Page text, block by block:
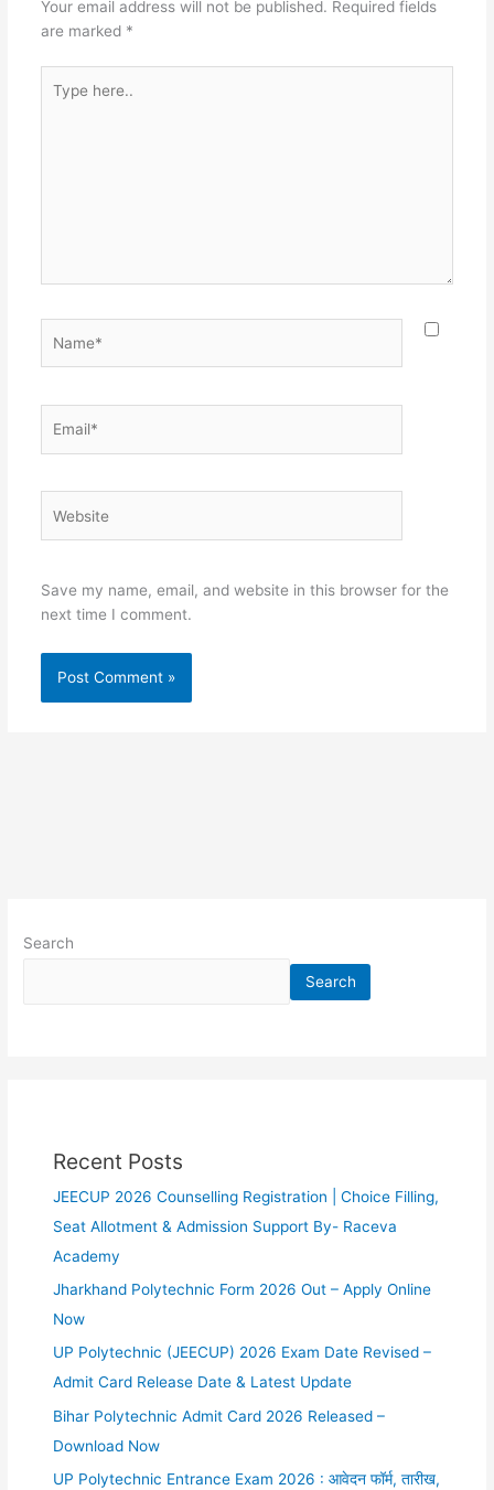
Your email address will not be published. Required fields
are marked *
here..
Save my name, email, and website in this browser for the
next time I comment.
Search
Search
Recent Posts
JEECUP 2026 Counselling Registration | Choice Filling,
Seat Allotment & Admission Support By- Raceva
Academy
Jharkhand Polytechnic Form 2026 Out – Apply Online
Now
UP Polytechnic (JEECUP) 2026 Exam Date Revised –
Admit Card Release Date & Latest Update
Bihar Polytechnic Admit Card 2026 Released –
Download Now
UP Polytechnic Entrance Exam 2026 : आवेदन फॉर्म, तारीख,